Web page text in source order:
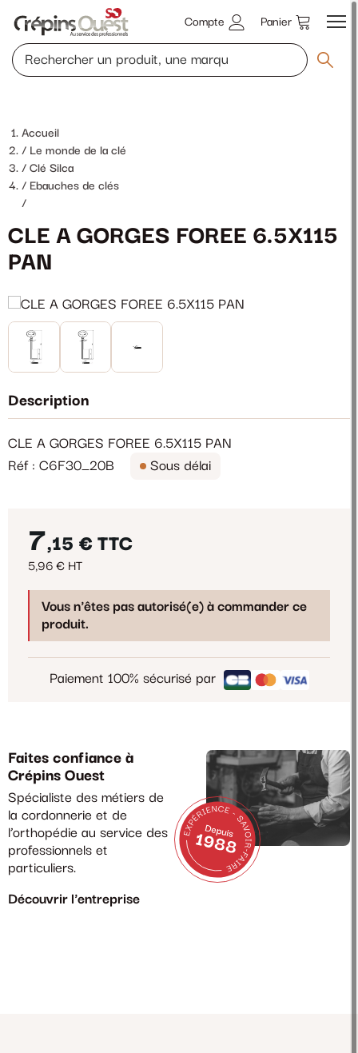
Compte Panier
Accueil
Le monde de la clé
Clé Silca
Ebauches de clés
/
CLE A GORGES FOREE 6.5X115
PAN
Description
CLE A GORGES FOREE 6.5X115 PAN
Réf : C6F30_20B
Sous délai
7,15 € TTC
5,96 € HT
Vous n'êtes pas autorisé(e) à commander ce
produit.
Paiement 100% sécurisé par
Faites confiance à
Crépins Ouest
Spécialiste des métiers de
la cordonnerie et de
l’orthopédie au service des
professionnels et
particuliers.
Découvrir l'entreprise